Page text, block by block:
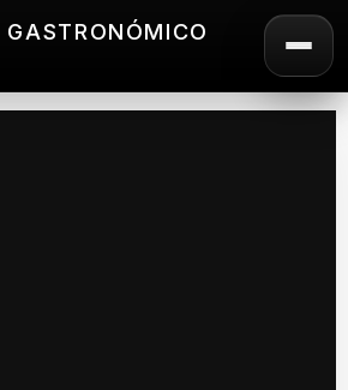
GASTRONÓMICO